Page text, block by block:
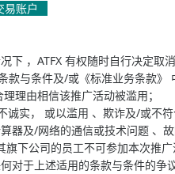
易账户
下 ，ATFX 有权随时自行决定取
款与条件及/或《标准业务条款》
理理由相信该推广活动被滥用；
诚实， 或以滥用 、欺诈及/或不
器及/网络的通信或技术问题 、
旗下公司的员工不可参加本次推广
对于上述适用的条款与条件的争